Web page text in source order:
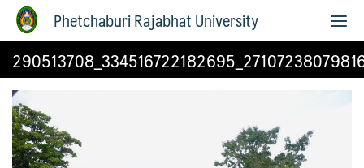
Phetchaburi Rajabhat University